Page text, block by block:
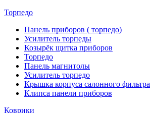
Торпедо
Панель приборов ( торпедо)
Усилитель торпеды
Козырёк щитка приборов
Торпедо
Панель магнитолы
Усилитель торпедо
Крышка корпуса салонного фильтра
Клипса панели приборов
Коврики